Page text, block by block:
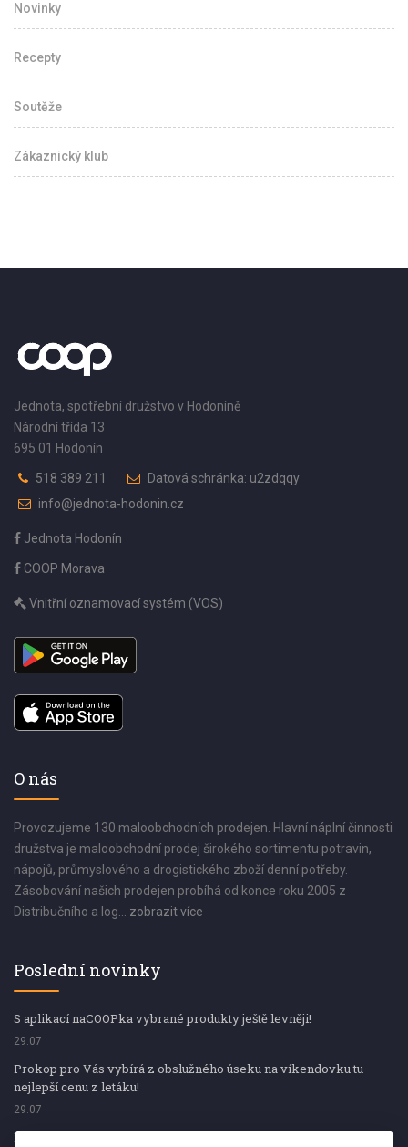
Novinky
Recepty
Soutěže
Zákaznický klub
Jednota, spotřební družstvo v Hodoníně
Národní třída 13
695 01 Hodonín
518 389 211
Datová schránka: u2zdqqy
info@jednota-hodonin.cz
Jednota Hodonín
COOP Morava
Vnitřní oznamovací systém (VOS)
O nás
Provozujeme 130 maloobchodních prodejen. Hlavní náplní činnosti
družstva je maloobchodní prodej širokého sortimentu potravin,
nápojů, průmyslového a drogistického zboží denní potřeby.
Zásobování našich prodejen probíhá od konce roku 2005 z
Distribučního a log... zobrazit více
Poslední novinky
S aplikací naCOOPka vybrané produkty ještě levněji!
29.07
Prokop pro Vás vybírá z obslužného úseku na víkendovku tu
nejlepší cenu z letáku!
29.07
Prokop pro Vás vybírá z obslužného úseku na víkendovku tu